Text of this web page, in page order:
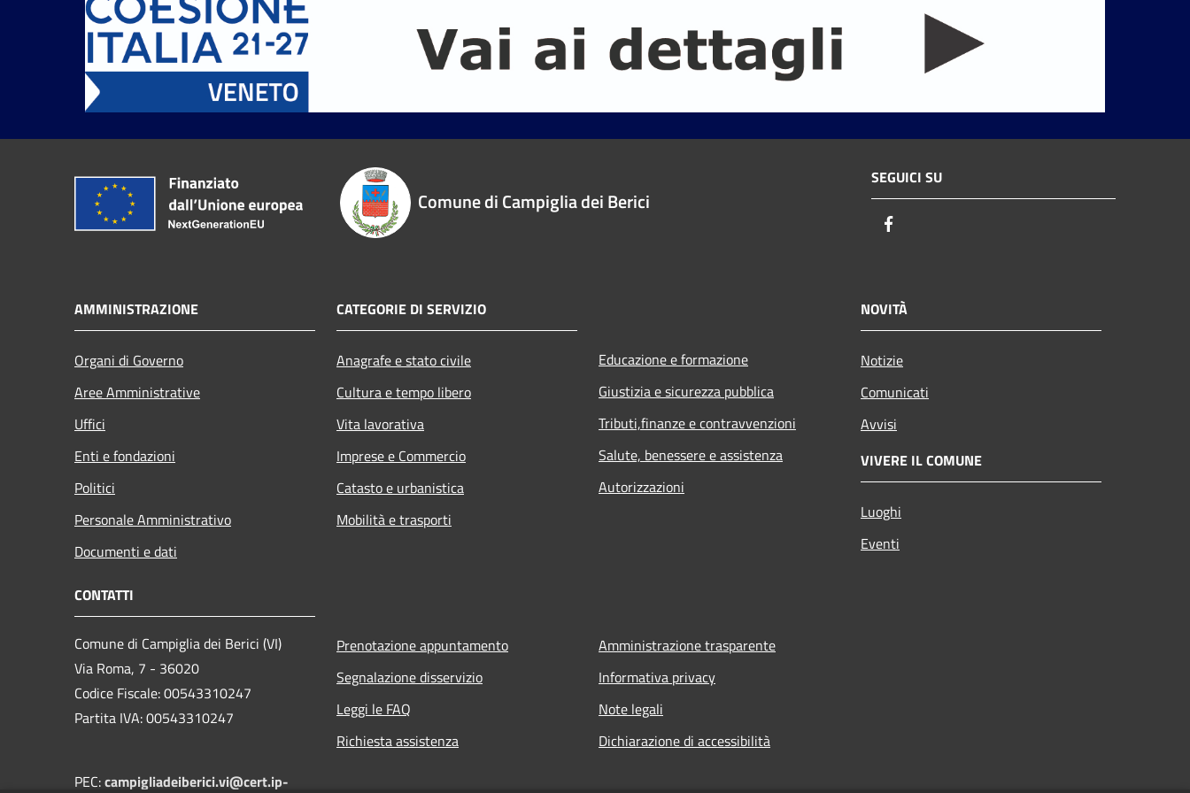
Comune di Campiglia dei Berici
SEGUICI SU
AMMINISTRAZIONE
Organi di Governo
Aree Amministrative
Uffici
Enti e fondazioni
Politici
Personale Amministrativo
Documenti e dati
CATEGORIE DI SERVIZIO
Anagrafe e stato civile
Cultura e tempo libero
Vita lavorativa
Imprese e Commercio
Catasto e urbanistica
Mobilità e trasporti
Educazione e formazione
Giustizia e sicurezza pubblica
Tributi,finanze e contravvenzioni
Salute, benessere e assistenza
Autorizzazioni
NOVITÀ
Notizie
Comunicati
Avvisi
VIVERE IL COMUNE
Luoghi
Eventi
CONTATTI
Comune di Campiglia dei Berici (VI)
Via Roma, 7 - 36020
Codice Fiscale: 00543310247
Partita IVA: 00543310247
PEC:campigliadeiberici.vi@cert.ip-
Prenotazione appuntamento
Segnalazione disservizio
Leggi le FAQ
Richiesta assistenza
Amministrazione trasparente
Informativa privacy
Note legali
Dichiarazione di accessibilità